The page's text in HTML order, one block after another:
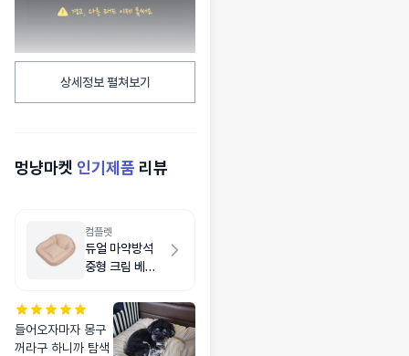
상세정보 펼쳐보기
멍냥마켓 인기제품 리뷰
컴플렛
듀얼 마약방석
중형 크림 베이
들어오자마자 몽구
꺼라구 하니까 탐색